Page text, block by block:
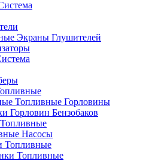
Экраны Глушителей
Топливные Горловины
Горловин Бензобаков
Насосы
Топливные
Топливные